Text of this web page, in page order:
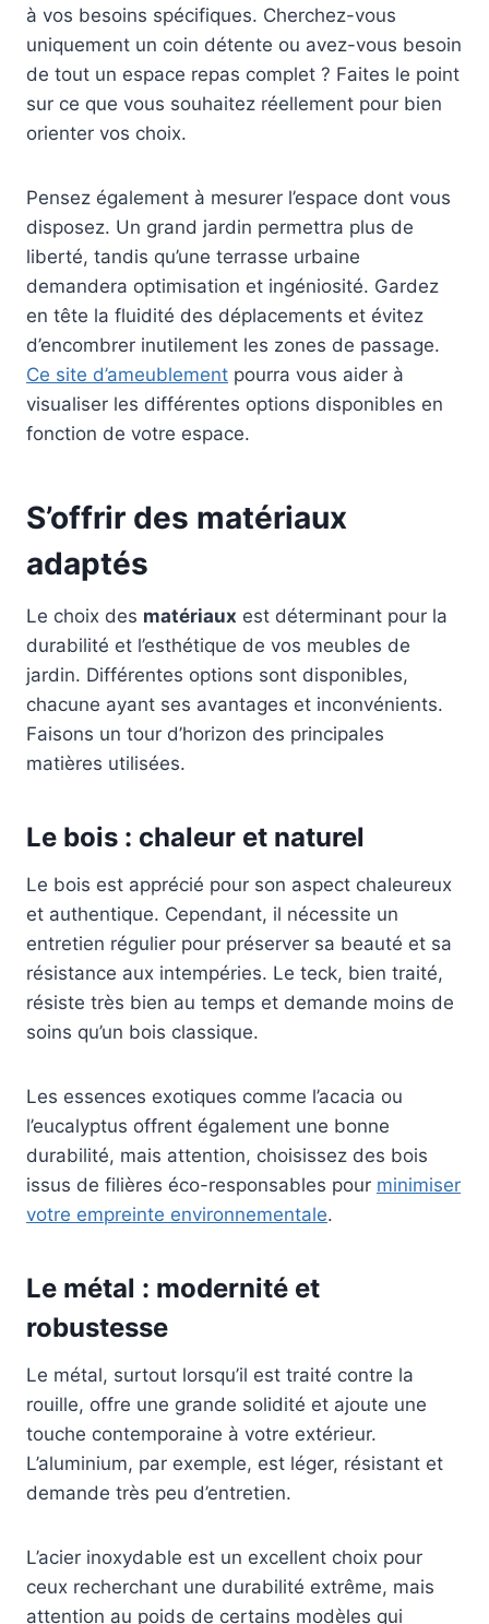
à vos besoins spécifiques. Cherchez-vous
uniquement un coin détente ou avez-vous besoin
de tout un espace repas complet ? Faites le point
sur ce que vous souhaitez réellement pour bien
orienter vos choix.
Pensez également à mesurer l’espace dont vous
disposez. Un grand jardin permettra plus de
liberté, tandis qu’une terrasse urbaine
demandera optimisation et ingéniosité. Gardez
en tête la fluidité des déplacements et évitez
d’encombrer inutilement les zones de passage.
Ce site d’ameublement pourra vous aider à
visualiser les différentes options disponibles en
fonction de votre espace.
S’offrir des matériaux
adaptés
Le choix des matériaux est déterminant pour la
durabilité et l’esthétique de vos meubles de
jardin. Différentes options sont disponibles,
chacune ayant ses avantages et inconvénients.
Faisons un tour d’horizon des principales
matières utilisées.
Le bois : chaleur et naturel
Le bois est apprécié pour son aspect chaleureux
et authentique. Cependant, il nécessite un
entretien régulier pour préserver sa beauté et sa
résistance aux intempéries. Le teck, bien traité,
résiste très bien au temps et demande moins de
soins qu’un bois classique.
Les essences exotiques comme l’acacia ou
l’eucalyptus offrent également une bonne
durabilité, mais attention, choisissez des bois
issus de filières éco-responsables pour minimiser
votre empreinte environnementale.
Le métal : modernité et
robustesse
Le métal, surtout lorsqu’il est traité contre la
rouille, offre une grande solidité et ajoute une
touche contemporaine à votre extérieur.
L’aluminium, par exemple, est léger, résistant et
demande très peu d’entretien.
L’acier inoxydable est un excellent choix pour
ceux recherchant une durabilité extrême, mais
attention au poids de certains modèles qui